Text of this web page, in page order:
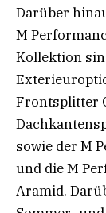
Darüber
M
Kollektion
Frontsplitter
sowie der M
und die M
Aramid.